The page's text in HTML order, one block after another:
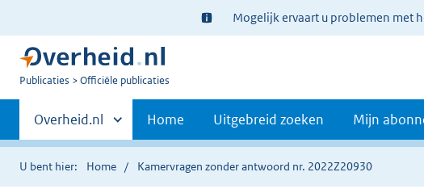
Ter
informatie:
Mogelijk ervaart u problemen met
U
Publicaties Officiële publicaties
Primaire
navigatie
Andere
sites
binnen
Overheid.nl Home Uitgebreid zoeken Mijn
U bent hier: Home Kamervragen zonder antwoord nr. 2022Z20930